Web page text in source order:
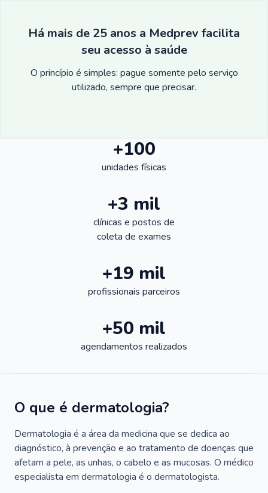
Há mais de 25 anos a Medprev facilita
seu acesso à saúde
O princípio é simples: pague somente pelo serviço
utilizado, sempre que precisar.
+100
unidades físicas
+3 mil
clínicas e postos de
coleta de exames
+19 mil
profissionais parceiros
+50 mil
agendamentos realizados
O que é dermatologia?
Dermatologia é a área da medicina que se dedica ao
diagnóstico, à prevenção e ao tratamento de doenças que
afetam a pele, as unhas, o cabelo e as mucosas. O médico
especialista em dermatologia é o dermatologista.